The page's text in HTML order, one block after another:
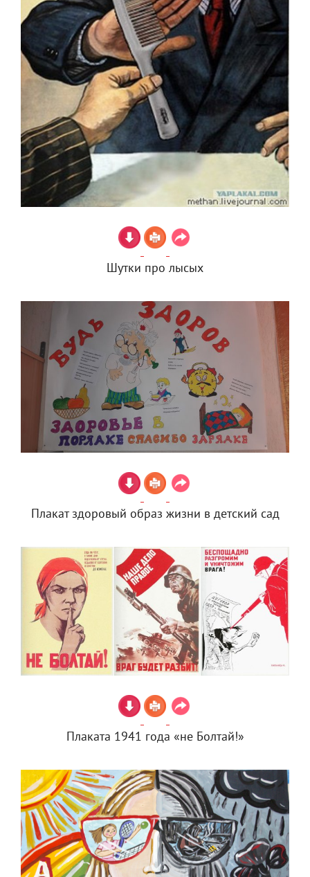
Шутки про лысых
Плакат здоровый образ жизни в детский сад
Плаката 1941 года «не Болтай!»